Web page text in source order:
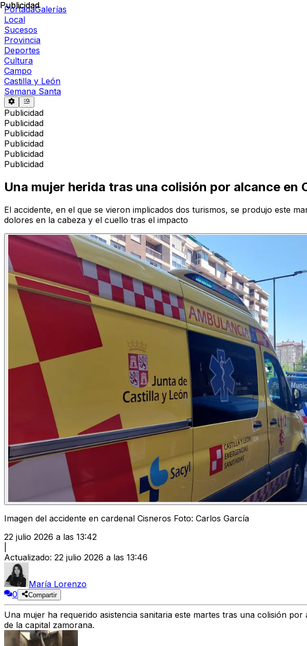
PortadaGalerías
Local
Sucesos
Provincia
Deportes
Cultura
Campo
Castilla y León
Semana Santa
Publicidad
Publicidad
Publicidad
Publicidad
Publicidad
Publicidad
Publicidad
Una mujer herida tras una colisión por alcance en
El accidente, en el que se vieron implicados dos turismos, se produjo este
dolores en la cabeza y el cuello tras el impacto
Imagen del accidente en cardenal Cisneros Foto: Carlos García
22 julio 2026 a las 13:42
Actualizado: 22 julio 2026 a las 13:46
María Lorenzo
0
Compartir
Una mujer ha requerido asistencia sanitaria este martes tras una colisión
de la capital zamorana.
Publicidad